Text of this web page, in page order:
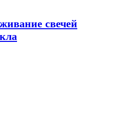
свечей